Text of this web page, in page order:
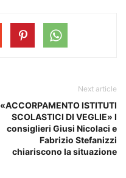
Next article
«ACCORPAMENTO ISTITUTI
SCOLASTICI DI VEGLIE» I
consiglieri Giusi Nicolaci e
Fabrizio Stefanizzi
chiariscono la situazione